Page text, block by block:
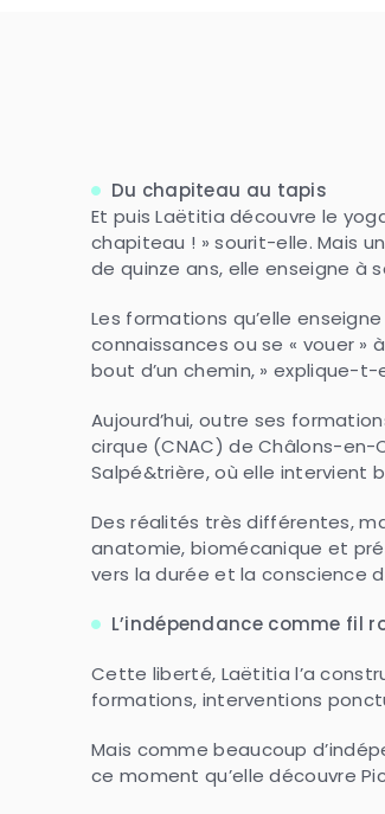
Du chapiteau au tapis
Et puis Laëtitia découvre le
chapiteau ! » sourit-elle. Mais
de quinze ans, elle enseigne
Les formations qu’elle
connaissances ou se « vouer »
bout d’un chemin, » explique-t-
Aujourd’hui, outre ses
cirque (CNAC) de Châlons-
Salpé&trière, où elle intervient
Des réalités très différentes,
anatomie, biomécanique et
vers la durée et la conscience
L’indépendance comme fil
Cette liberté, Laëtitia l’a
formations, interventions
Mais comme beaucoup
ce moment qu’elle découvre